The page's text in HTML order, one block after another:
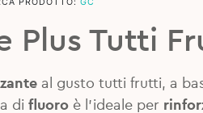
Plus Tutti
al gusto tutti frutti, a
di fluoroè l’ideale per